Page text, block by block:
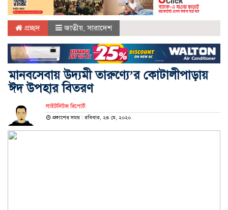
প্রচ্ছদ জাতীয়,সারাদেশ
মানবসেবায় উদ্যমী তারুণ্যে’র কোটালীপাড়ায়
ঈদ উপহার বিতরণ
লাইটনিউজ রিপোর্ট:
প্রকাশের সময় : রবিবার, ২৪ মে, ২০২০